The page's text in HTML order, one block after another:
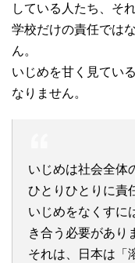
している人たち、そ
学校だけの責任では
ん。
いじめを甘く見てい
なりません。
いじめは社会全体
ひとりひとりに責
いじめをなくすに
き合う必要があり
それは、日本は「